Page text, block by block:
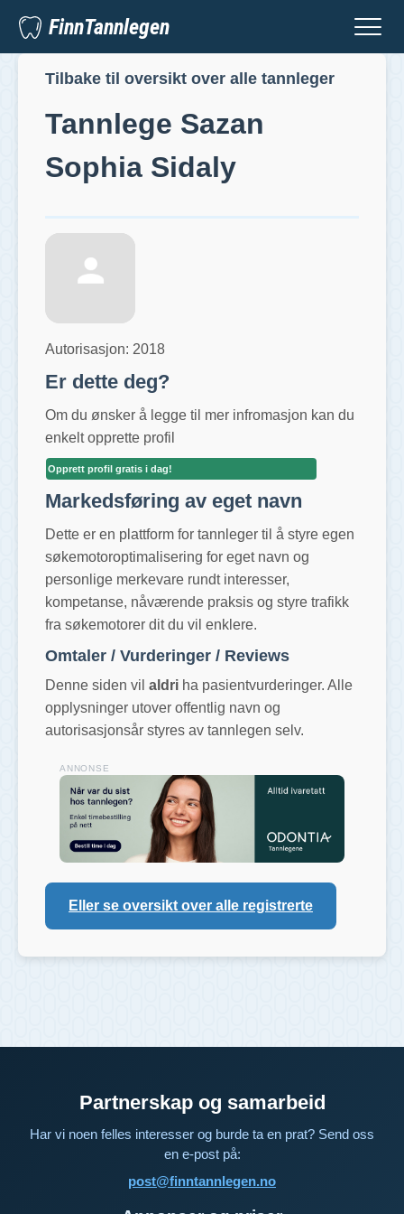
FinnTannlegen
Tilbake til oversikt over alle tannleger
Tannlege Sazan
Sophia Sidaly
Autorisasjon: 2018
Er dette deg?
Om du ønsker å legge til mer infromasjon kan du
enkelt opprette profil
Opprett profil gratis i dag!
Markedsføring av eget navn
Dette er en plattform for tannleger til å styre egen
søkemotoroptimalisering for eget navn og
personlige merkevare rundt interesser,
kompetanse, nåværende praksis og styre trafikk
fra søkemotorer dit du vil enklere.
Omtaler / Vurderinger / Reviews
Denne siden vil aldri ha pasientvurderinger. Alle
opplysninger utover offentlig navn og
autorisasjonsår styres av tannlegen selv.
ANNONSE
Eller se oversikt over alle registrerte
Partnerskap og samarbeid
Har vi noen felles interesser og burde ta en prat? Send oss
en e-post på:
post@finntannlegen.no